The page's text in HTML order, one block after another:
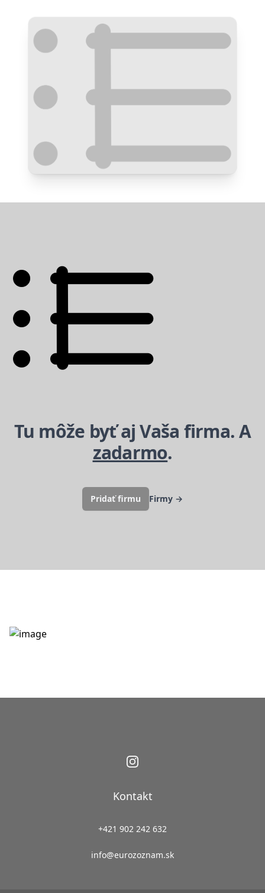
Tu môže byť aj Vaša firma. A
zadarmo.
Pridať firmu Firmy →
Kontakt
+421 902 242 632
info@eurozoznam.sk